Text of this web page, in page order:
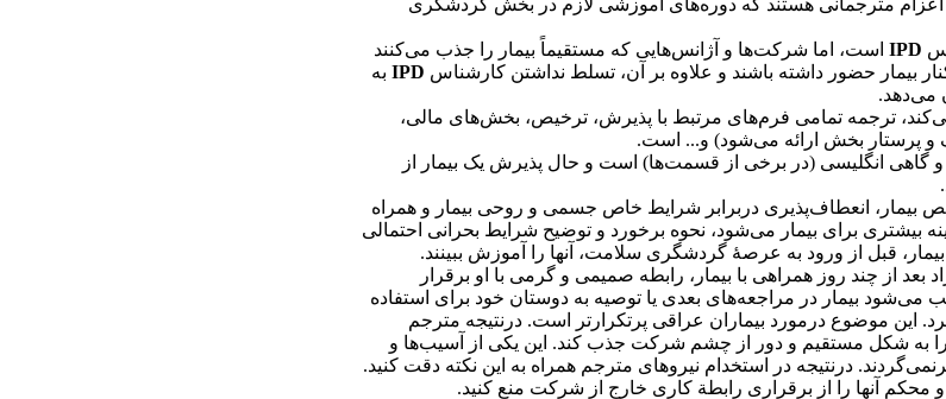
است، اما شرکت‌ها و آژانس‌هایی که مستقیماً بیمار را جذب می‌کنند
بیمار حضور داشته باشند و علاوه بر آن، تسلط نداشتن کارشناس IPD به
می‌دهد.
می‌کند، ترجمه تمامی فرم‌های مرتبط با پذیرش، ترخیص، بخش‌های مالی،
پرستار بخش ارائه می‌شود) و... است.
و گاهی انگلیسی (در برخی از قسمت‌ها) است و حال پذیرش یک بیمار از
بیمار، انعطاف‌پذیری دربرابر شرایط خاص جسمی و روحی بیمار و همراه
بیشتری برای بیمار می‌شود، نحوه برخورد و توضیح شرایط بحرانی احتمالی
قبل از ورود به عرصۀ گردشگری سلامت، آنها را آموزش ببینند.
از چند روز همراهی با بیمار، رابطه صمیمی و گرمی با او برقرار
بیمار در مراجعه‌های بعدی یا توصیه به دوستان خود برای استفاده
این موضوع درمورد بیماران عراقی پرتکرارتر است. درنتیجه مترجم
را به شکل مستقیم و دور از چشم شرکت جذب کند. این یکی از آسیب‌ها و
درنتیجه در استخدام نیروهای مترجم همراه به این نکته دقت کنید.
و محکم آنها را از برقراری رابطة کاری خارج از شرکت منع کنید.